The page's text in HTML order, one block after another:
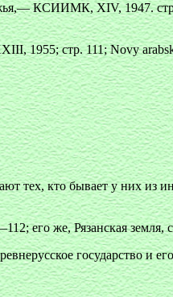
КСИИМК, XIV, 1947.
1955; стр. 111; Novy
кто бывает у них из
его же, Рязанская земля,
государство и